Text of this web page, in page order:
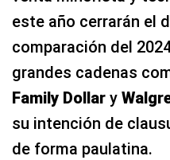
este año cerrarán el
comparación del
grandes cadenas
Family Dollar y
su intención de
de forma paulatina.